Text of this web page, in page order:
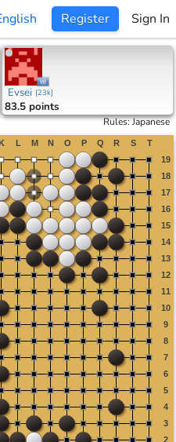
Register Sign In
Evsei [23k]
83.5 points
Rules:Japanese